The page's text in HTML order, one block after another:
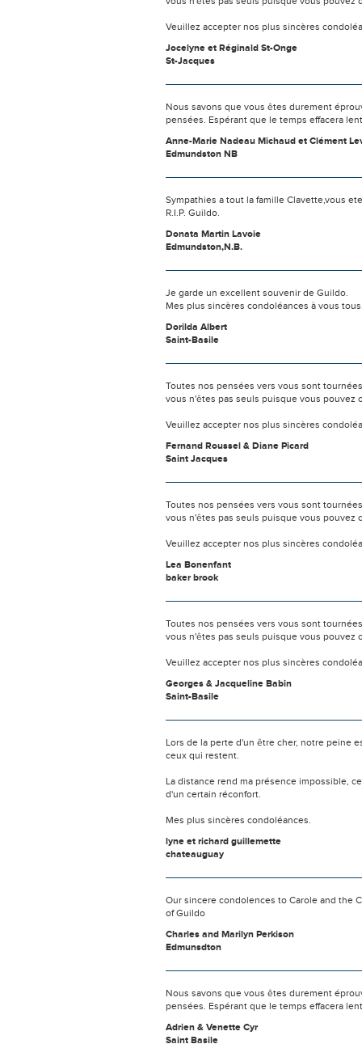
Veuillez accepter nos plus sincères
Jocelyne et Réginald St-Onge
St-Jacques
Nous savons que vous êtes durement
pensées. Espérant que le temps effacera
Anne-Marie Nadeau Michaud et Clément
Edmundston NB
Sympathies a tout la famille Clavette,vous
R.I.P. Guildo.
Donata Martin Lavoie
Edmundston,N.B.
Je garde un excellent souvenir de Guildo.
Mes plus sincères condoléances à vous
Dorilda Albert
Saint-Basile
Toutes nos pensées vers vous sont
vous n'êtes pas seuls puisque vous pouvez
Veuillez accepter nos plus sincères
Fernand Roussel & Diane Picard
Saint Jacques
Toutes nos pensées vers vous sont
vous n'êtes pas seuls puisque vous pouvez
Veuillez accepter nos plus sincères
Lea Bonenfant
baker brook
Toutes nos pensées vers vous sont
vous n'êtes pas seuls puisque vous pouvez
Veuillez accepter nos plus sincères
Georges & Jacqueline Babin
Saint-Basile
Lors de la perte d'un être cher, notre peine
ceux qui restent.
La distance rend ma présence impossible,
d'un certain réconfort.
Mes plus sincères condoléances.
lyne et richard guillemette
chateauguay
Our sincere condolences to Carole and the
of Guildo
Charles and Marilyn Perkison
Edmunsdton
Nous savons que vous êtes durement
pensées. Espérant que le temps effacera
Adrien & Venette Cyr
Saint Basile